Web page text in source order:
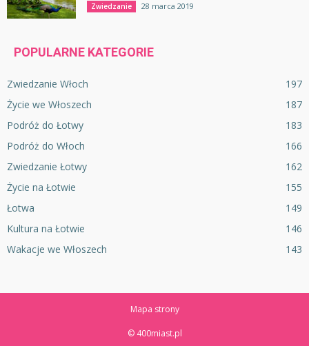
Zwiedzanie 28 marca 2019
POPULARNE KATEGORIE
Zwiedzanie Włoch
197
Życie we Włoszech
187
Podróż do Łotwy
183
Podróż do Włoch
166
Zwiedzanie Łotwy
162
Życie na Łotwie
155
Łotwa
149
Kultura na Łotwie
146
Wakacje we Włoszech
143
Mapa strony
© 400miast.pl